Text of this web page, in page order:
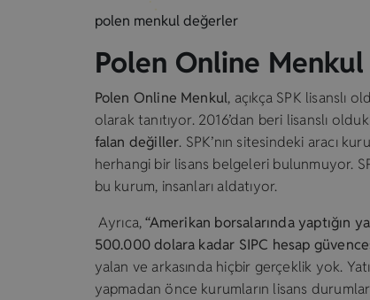
polen menkul değerler
Polen Online Menkul
Polen Online Menkul, açıkça SPK lisanslı
olarak tanıtıyor. 2016’dan beri lisanslı
falan değiller. SPK’nın sitesindeki aracı
herhangi bir lisans belgeleri bulunmuyor.
bu kurum, insanları aldatıyor.
Ayrıca,“Amerikan borsalarında yaptığın
500.000 dolara kadar SIPC hesap
yalan ve arkasında hiçbir gerçeklik yok.
yapmadan önce kurumların lisans